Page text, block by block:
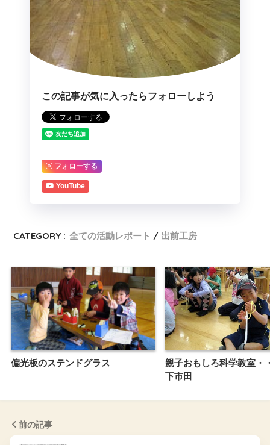
この記事が気に入ったらフォローしよう
フォローする
YouTube
CATEGORY : 全ての活動レポート 出前工房
偏光板のステンドグラス
親子おもしろ科学教室・
下市田
前の記事